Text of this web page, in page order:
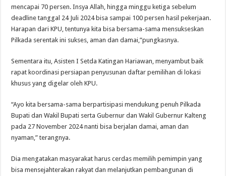
mencapai 70 persen. Insya Allah, hingga minggu ketiga sebelum
deadline tanggal 24 Juli 2024 bisa sampai 100 persen hasil pekerjaan.
Harapan dari KPU, tentunya kita bisa bersama-sama mensukseskan
Pilkada serentak ini sukses, aman dan damai,”pungkasnya.
Sementara itu, Asisten I Setda Katingan Hariawan, menyambut baik
rapat koordinasi persiapan penyusunan daftar pemilihan di lokasi
khusus yang digelar oleh KPU.
“Ayo kita bersama-sama berpartisipasi mendukung penuh Pilkada
Bupati dan Wakil Bupati serta Gubernur dan Wakil Gubernur Kalteng
pada 27 November 2024 nanti bisa berjalan damai, aman dan
nyaman,” terangnya.
Dia mengatakan masyarakat harus cerdas memilih pemimpin yang
bisa mensejahterakan rakyat dan melanjutkan pembangunan di